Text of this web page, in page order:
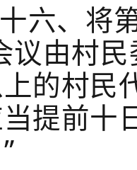
、将第
议由村
的村民
提前十